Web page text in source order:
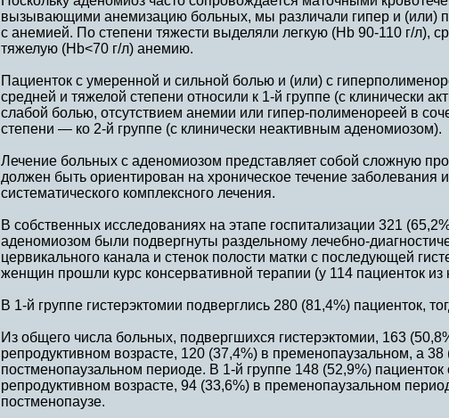
вызывающими анемизацию больных, мы различали гипер и (или)
с анемией. По степени тяжести выделяли легкую (Hb 90-110 г/л),
тяжелую (Hb<70 г/л) анемию.
Пациенток с умеренной и сильной болью и (или) с
средней и тяжелой степени относили к 1-й группе (с клинически
слабой болью, отсутствием анемии или гипер-полименореей в
степени — ко 2-й группе (с клинически неактивным аденомиозом).
Лечение больных с аденомиозом представляет собой сложную
должен быть ориентирован на хроническое течение заболевания
систематического комплексного лечения.
В собственных исследованиях на этапе госпитализации 321
аденомиозом были подвергнуты раздельному лечебно-
цервикального канала и стенок полости матки с последующей
женщин прошли курс консервативной терапии (у 114 пациенток
В 1-й группе гистерэктомии подверглись 280 (81,4%) пациенток,
Из общего числа больных, подвергшихся гистерэктомии, 163
репродуктивном возрасте, 120 (37,4%) в пременопаузальном, а 38
постменопаузальном периоде. В 1-й группе 148 (52,9%) пациенток
репродуктивном возрасте, 94 (33,6%) в пременопаузальном
постменопаузе.